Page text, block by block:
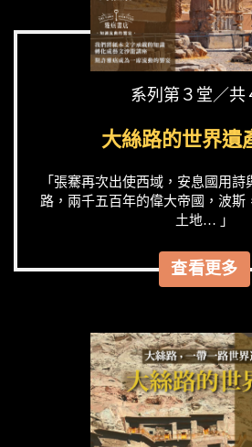
系列第３堂／共
大絲路的世界遺
「張騫再次出使西域，安息國用
路，兩千五百年的偉大帝國，波斯
土地… 」
查看更多